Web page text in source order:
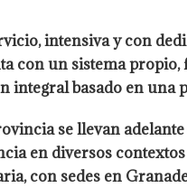
intensiva y con
con un sistema
basado en una
se llevan
en diversos
con sedes en